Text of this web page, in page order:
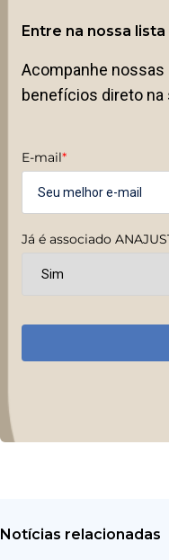
Entre na nossa lista
Acompanhe nossas
benefícios direto na
E-mail*
Já é associado
Notícias relacionadas